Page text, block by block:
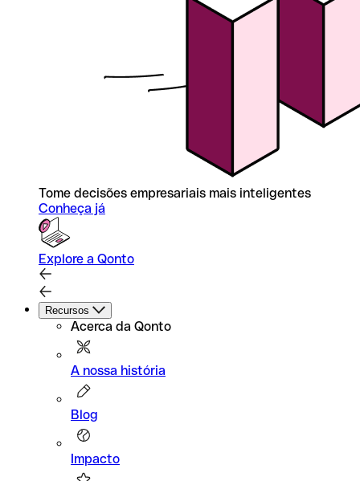
Tome decisões empresariais mais inteligentes
Conheça já
Explore a Qonto
Recursos
Acerca da Qonto
A nossa história
Blog
Impacto